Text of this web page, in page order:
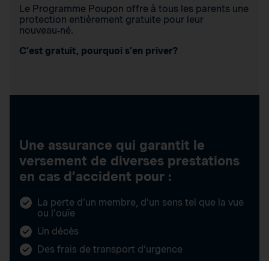
Le Programme Poupon offre à tous les parents une
protection entièrement gratuite pour leur
nouveau‑né.
C’est gratuit, pourquoi s’en priver?
Une assurance qui garantit le
versement de diverses prestations
en cas d’accident pour :
La perte d’un membre, d’un sens tel que la vue
ou l’ouïe
Un décès
Des frais de transport d’urgence